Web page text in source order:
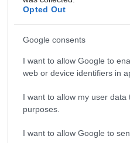
Opted Out
Google consents
I want to allow Google to
web or device identifiers in
I want to allow my user
purposes.
I want to allow Google to